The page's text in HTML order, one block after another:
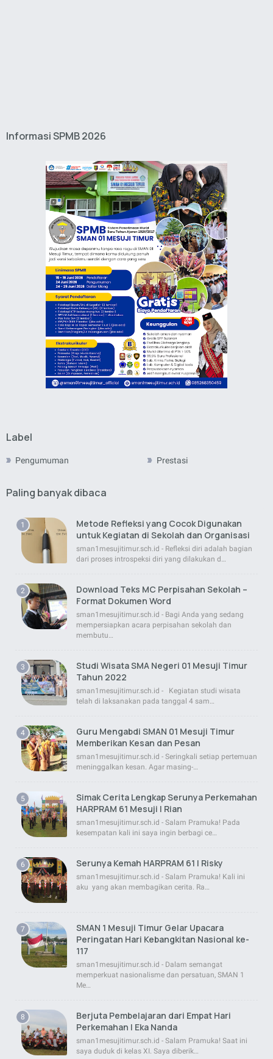
Informasi SPMB 2026
Label
Pengumuman Prestasi
Paling banyak dibaca
Metode Refleksi yang Cocok Digunakan
untuk Kegiatan di Sekolah dan Organisasi
sman1mesujitimur.sch.id - Refleksi diri adalah bagian
dari proses introspeksi diri yang dilakukan d…
Download Teks MC Perpisahan Sekolah –
Format Dokumen Word
sman1mesujitimur.sch.id - Bagi Anda yang sedang
mempersiapkan acara perpisahan sekolah dan
membutu…
Studi Wisata SMA Negeri 01 Mesuji Timur
Tahun 2022
sman1mesujitimur.sch.id - Kegiatan studi wisata
telah di laksanakan pada tanggal 4 sam…
Guru Mengabdi SMAN 01 Mesuji Timur
Memberikan Kesan dan Pesan
sman1mesujitimur.sch.id - Seringkali setiap pertemuan
meninggalkan kesan. Agar masing-…
Simak Cerita Lengkap Serunya Perkemahan
HARPRAM 61 Mesuji | Rian
sman1mesujitimur.sch.id - Salam Pramuka! Pada
kesempatan kali ini saya ingin berbagi ce…
Serunya Kemah HARPRAM 61 | Risky
sman1mesujitimur.sch.id - Salam Pramuka! Kali ini
aku yang akan membagikan cerita. Ra…
SMAN 1 Mesuji Timur Gelar Upacara
Peringatan Hari Kebangkitan Nasional ke-
117
sman1mesujitimur.sch.id - Dalam semangat
memperkuat nasionalisme dan persatuan, SMAN 1
Me…
Berjuta Pembelajaran dari Empat Hari
Perkemahan | Eka Nanda
sman1mesujitimur.sch.id - Salam Pramuka! Saat ini
saya duduk di kelas XI. Saya diberik…